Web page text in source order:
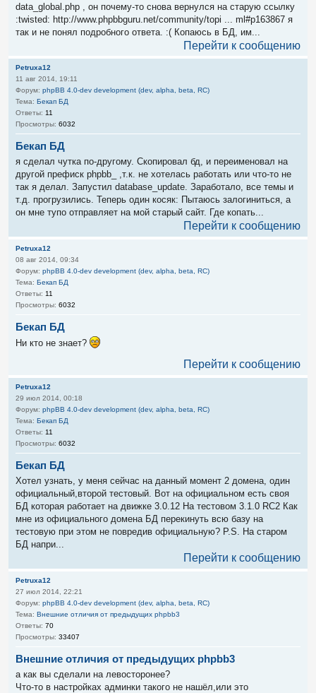
data_global.php , он почему-то снова вернулся на старую ссылку
:twisted: http://www.phpbbguru.net/community/topi ... ml#p163867 я
так и не понял подробного ответа. :( Копаюсь в БД, им...
Перейти к сообщению
Petruxa12
11 авг 2014, 19:11
Форум: phpBB 4.0-dev development (dev, alpha, beta, RC)
Тема: Бекап БД
Ответы: 11
Просмотры: 6032
Бекап БД
я сделал чутка по-другому. Скопировал бд, и переименовал на
другой префиск phpbb_ ,т.к. не хотелась работать или что-то не
так я делал. Запустил database_update. Заработало, все темы и
т.д. прогрузились. Теперь один косяк: Пытаюсь залогиниться, а
он мне тупо отправляет на мой старый сайт. Где копать...
Перейти к сообщению
Petruxa12
08 авг 2014, 09:34
Форум: phpBB 4.0-dev development (dev, alpha, beta, RC)
Тема: Бекап БД
Ответы: 11
Просмотры: 6032
Бекап БД
Ни кто не знает?
Перейти к сообщению
Petruxa12
29 июл 2014, 00:18
Форум: phpBB 4.0-dev development (dev, alpha, beta, RC)
Тема: Бекап БД
Ответы: 11
Просмотры: 6032
Бекап БД
Хотел узнать, у меня сейчас на данный момент 2 домена, один
официальный,второй тестовый. Вот на официальном есть своя
БД которая работает на движке 3.0.12 На тестовом 3.1.0 RC2 Как
мне из официального домена БД перекинуть всю базу на
тестовую при этом не повредив официальную? P.S. На старом
БД напри...
Перейти к сообщению
Petruxa12
27 июл 2014, 22:21
Форум: phpBB 4.0-dev development (dev, alpha, beta, RC)
Тема: Внешние отличия от предыдущих phpbb3
Ответы: 70
Просмотры: 33407
Внешние отличия от предыдущих phpbb3
а как вы сделали на левосторонее?
Что-то в настройках админки такого не нашёл,или это